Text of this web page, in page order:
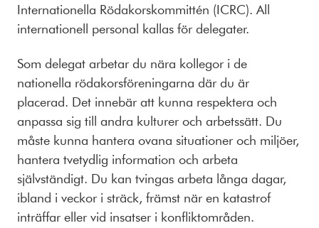
Internationella Rödakorskommittén (ICRC). All
internationell personal kallas för delegater.
Som delegat arbetar du nära kollegor i de
nationella rödakorsföreningarna där du är
placerad. Det innebär att kunna respektera och
anpassa sig till andra kulturer och arbetssätt. Du
måste kunna hantera ovana situationer och miljöer,
hantera tvetydlig information och arbeta
självständigt. Du kan tvingas arbeta långa dagar,
ibland i veckor i sträck, främst när en katastrof
inträffar eller vid insatser i konfliktområden.